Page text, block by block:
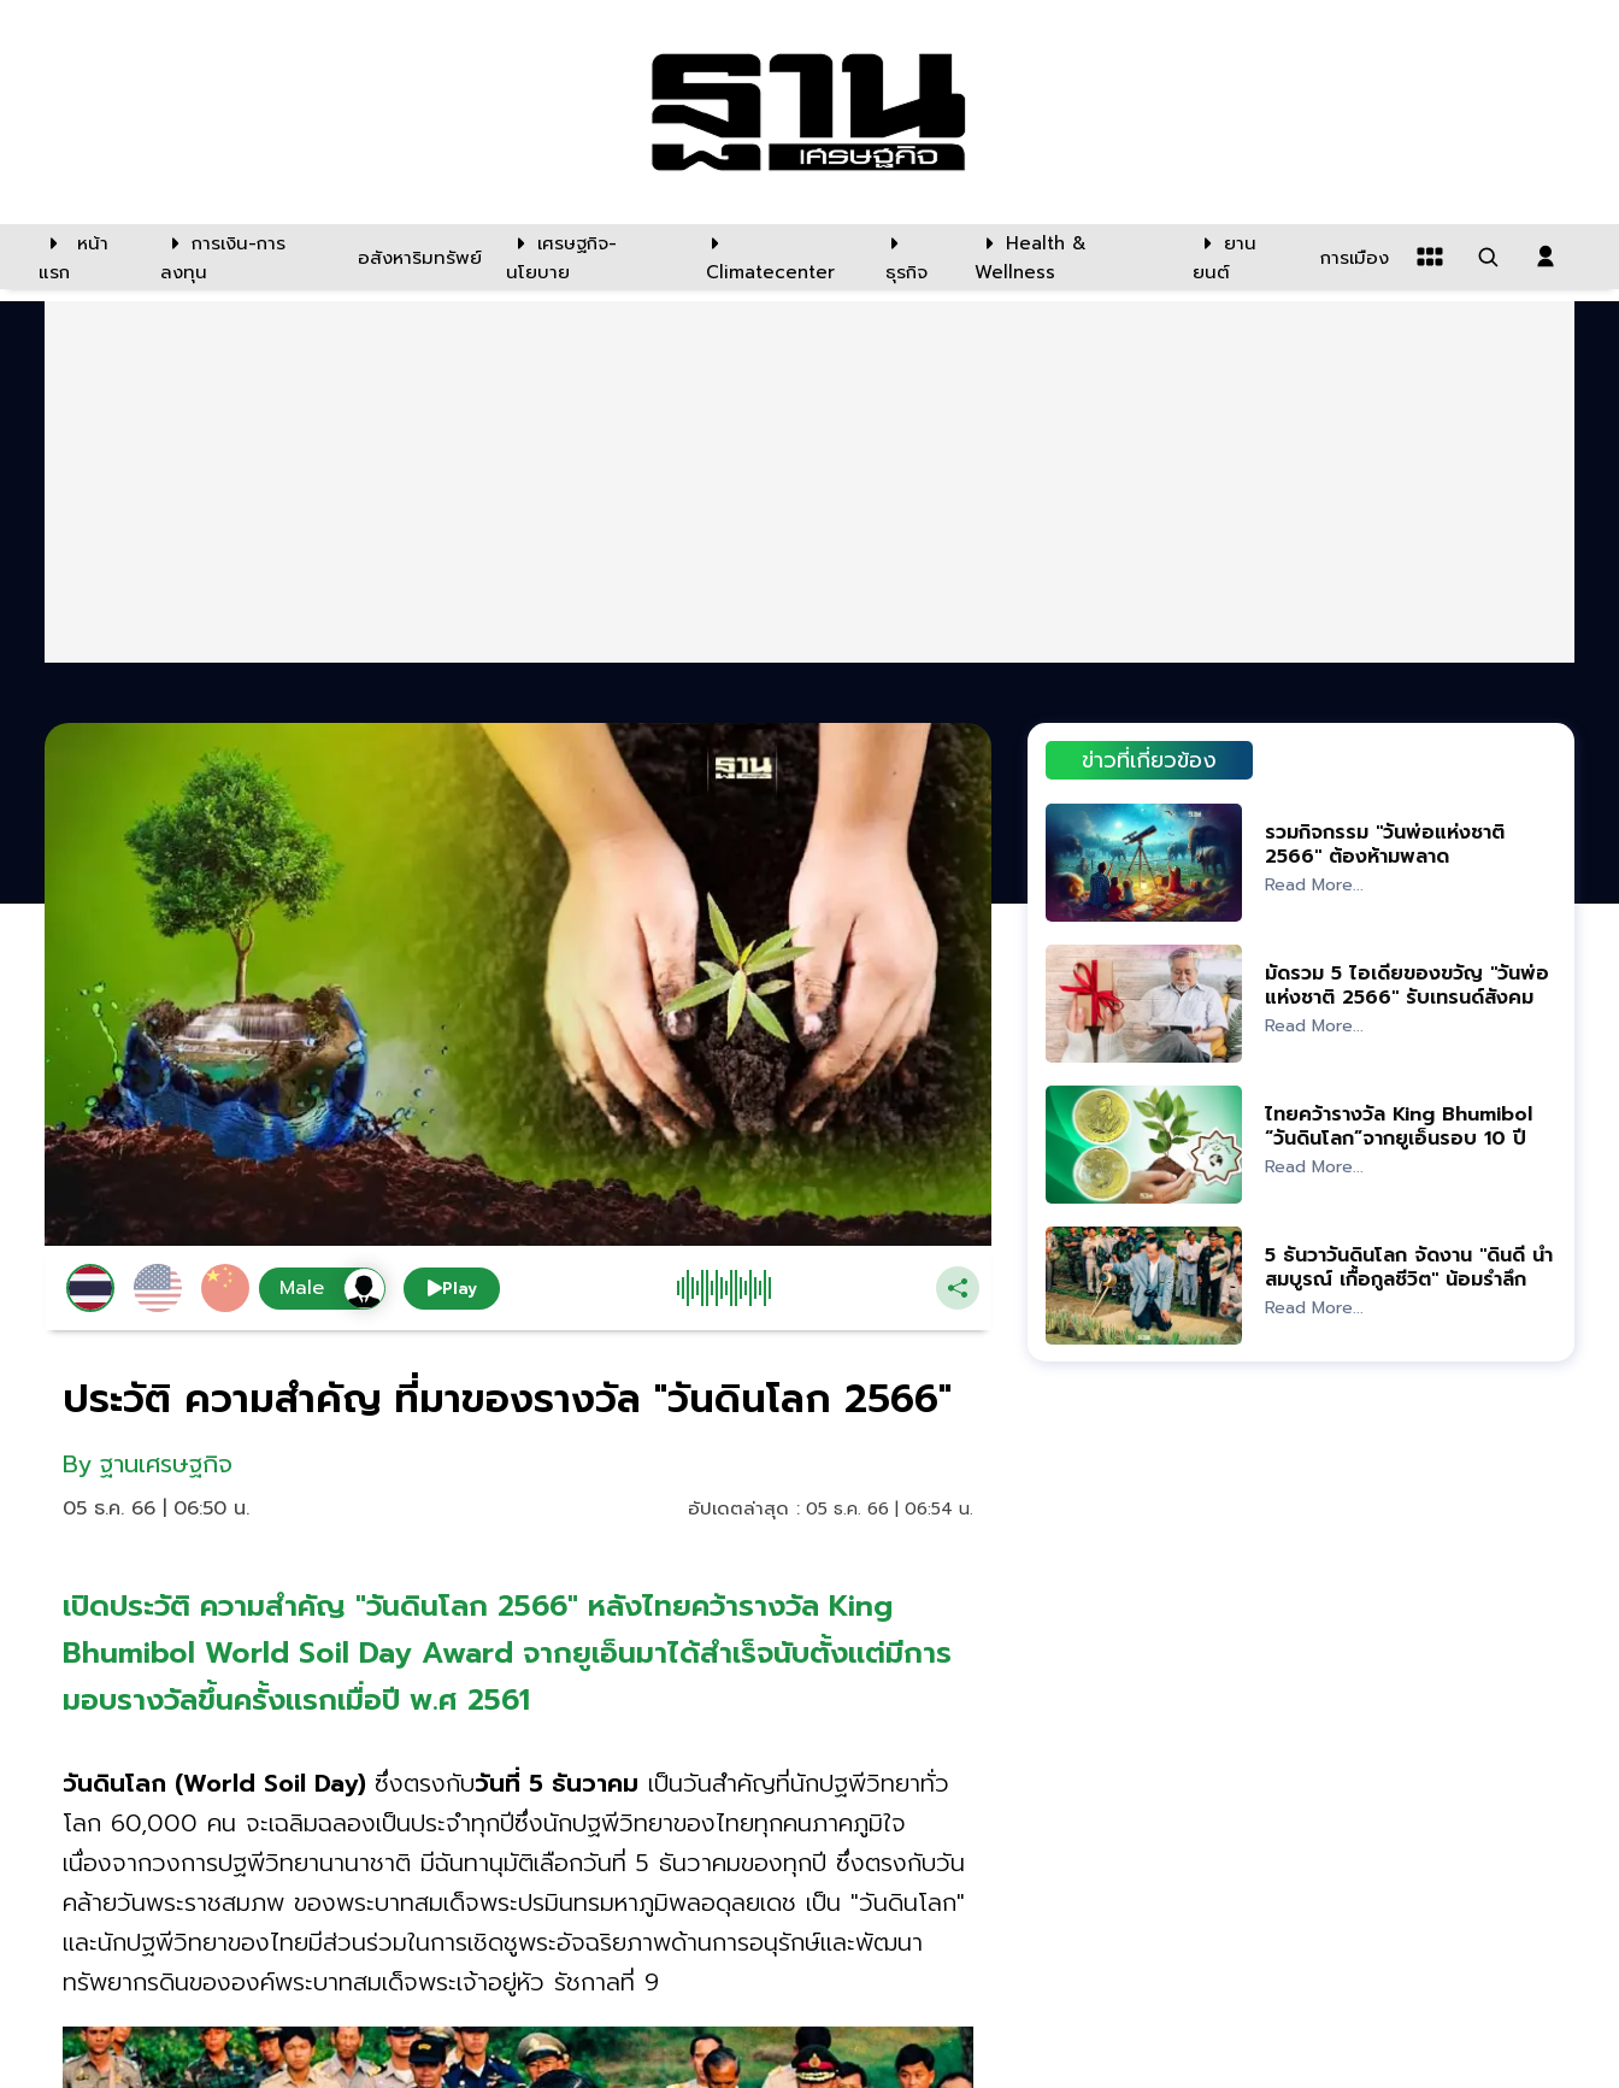
หน้า
แรก
การเงิน-การ
ลงทุน
อสังหาริมทรัพย์
เศรษฐกิจ-
นโยบาย
Climatecenter ธุรกิจ
Health &
Wellness
ยาน
ยนต์
การเมือง
Play
ประวัติ ความสำคัญ ที่มาของรางวัล "วันดินโลก 2566"
By ฐานเศรษฐกิจ
05 ธ.ค. 66 | 06:50 น. อัปเดตล่าสุด : 05 ธ.ค. 66 | 06:54 น.
เปิดประวัติ ความสำคัญ "วันดินโลก 2566" หลังไทยคว้ารางวัล King
Bhumibol World Soil Day Award จากยูเอ็นมาได้สำเร็จนับตั้งแต่มีการ
มอบรางวัลขึ้นครั้งแรกเมื่อปี พ.ศ 2561
วันดินโลก (World Soil Day) ซึ่งตรงกับวันที่ 5 ธันวาคม เป็นวันสำคัญที่นักปฐพีวิทยาทั่ว
โลก 60,000 คน จะเฉลิมฉลองเป็นประจำทุกปีซึ่งนักปฐพีวิทยาของไทยทุกคนภาคภูมิใจ
เนื่องจากวงการปฐพีวิทยานานาชาติ มีฉันทานุมัติเลือกวันที่ 5 ธันวาคมของทุกปี ซึ่งตรงกับวัน
คล้ายวันพระราชสมภพ ของพระบาทสมเด็จพระปรมินทรมหาภูมิพลอดุลยเดช เป็น "วันดินโลก"
และนักปฐพีวิทยาของไทยมีส่วนร่วมในการเชิดชูพระอัจฉริยภาพด้านการอนุรักษ์และพัฒนา
ทรัพยากรดินขององค์พระบาทสมเด็จพระเจ้าอยู่หัว รัชกาลที่ 9
ข่าวที่เกี่ยวข้อง
รวมกิจกรรม "วันพ่อแห่งชาติ
2566" ต้องห้ามพลาด
Read More...
มัดรวม 5 ไอเดียของขวัญ "วันพ่อ
แห่งชาติ 2566" รับเทรนด์สังคม
สูงวัย
Read More...
ไทยคว้ารางวัล King Bhumibol
“วันดินโลก”จากยูเอ็นรอบ 10 ปี
Read More...
5 ธันวาวันดินโลก จัดงาน "ดินดี น้ำ
สมบูรณ์ เกื้อกูลชีวิต" น้อมรำลึก
ในหลวง ร.9
Read More...